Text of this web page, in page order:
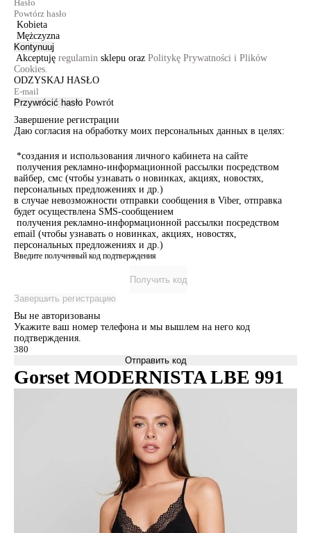
Kobieta
Mężczyzna
Kontynuuj
Akceptuję regulamin sklepu oraz Politykę Prywatności i Plików
Cookies.
ODZYSKAJ HASŁO
Przywrócić hasło Powrót
Завершение регистрации
Даю согласия на обработку моих персональных данных в целях:
*создания и использования личного кабинета на сайте
получения рекламно-информационной рассылки посредством
вайбер, смс (чтобы узнавать о новинках, акциях, новостях,
персональных предложениях и др.)
в случае невозможности отправки сообщения в Viber, отправка
будет осуществлена SMS-сообщением
получения рекламно-информационной рассылки посредством
email (чтобы узнавать о новинках, акциях, новостях,
персональных предложениях и др.)
Введите полученный код подтверждения
Получить код
Завершить регистрацию
Вы не авторизованы
Укажите ваш номер телефона и мы вышлем на него код
подтверждения.
Отправить код
Gorset MODERNISTA LBE 991